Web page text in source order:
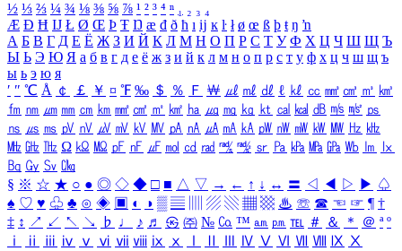
½ ⅓ ⅔ ¼ ¾ ⅛ ⅜ ⅝ ⅞ ¹ ² ³ ⁴ ⁿ ₁ ₂ ₃ ₄
Æ Ð Ħ Ĳ Ł Ø Œ Þ Ŧ Ŋ æ đ ð ħ ı ĳ ĸ ŀ ł ø œ ß þ ŧ ŋ ŉ
А Б В Г Д Е Ё Ж З И Й К Л М Н О П Р С Т У Ф Х Ц Ч Ш Щ Ъ
Ы Ь Э Ю Я а б в г д е ё ж з и й к л м н о п р с т у ф х ц ч ш щ ъ
ы ь э ю я
′ ″ ℃ Å ￠ ￡ ￥ ¤ ℉ ‰ ＄ ％ Ｆ ￦ ㎕ ㎖ ㎗ ℓ ㎘ ㏄ ㎣ ㎤ ㎥ ㎦
㎙ ㎚ ㎛ ㎜ ㎝ ㎞ ㎟ ㎠ ㎡ ㎢ ㏊ ㎍ ㎎ ㎏ ㏏ ㎈ ㎉ ㏈ ㎧ ㎨ ㎰
㎱ ㎲ ㎳ ㎴ ㎵ ㎶ ㎷ ㎸ ㎹ ㎀ ㎁ ㎂ ㎃ ㎄ ㎺ ㎻ ㎽ ㎾ ㎿ ㎐ ㎑
㎒ ㎓ ㎔ Ω ㏀ ㏁ ㎊ ㎋ ㎌ ㏖ ㏅ ㎭ ㎮ ㎯ ㏛ ㎩ ㎪ ㎫ ㎬ ㏝ ㏐
㏓
㏃ ㏉ ㏜ ㏆
§ ※ ☆ ★ ○ ● ◎ ◇ ◆ □ ■ △ ▽ → ← ↑ ↓ ↔ 〓 ◁ ◀ ▷ ▶ ♤
♠ ♡ ♥ ♧ ♣ ⊙ ◈ ▣ ◐ ◑ ▒ ▤ ▨ ▧ ▦ ▩ ♨ ☏ ☎ ☜ ☞ ¶ †
‡ ↕ ↗ ↙ ↖ ↘ ♭ ♩ ♪ ♬ ㉿ ㈜ № ㏇ ™ ㏂ ㏘ ℡ ＃ ＆ ＊ ＠ ª º
ⅰ
ⅱ ⅲ ⅳ ⅴ ⅵ ⅶ ⅷ ⅸ ⅹ Ⅳ Ⅴ Ⅵ Ⅶ Ⅷ Ⅸ Ⅹ